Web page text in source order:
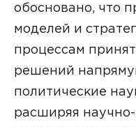
обосновано, что
моделей и
процессам
решений
политические
расширяя